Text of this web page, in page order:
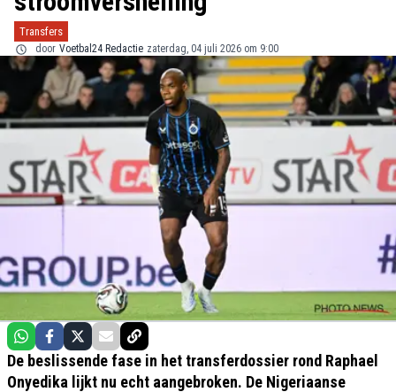
Transfers
door Voetbal24 Redactie zaterdag, 04 juli 2026 om 9:00
De beslissende fase in het transferdossier rond Raphael
Onyedika lijkt nu echt aangebroken. De Nigeriaanse